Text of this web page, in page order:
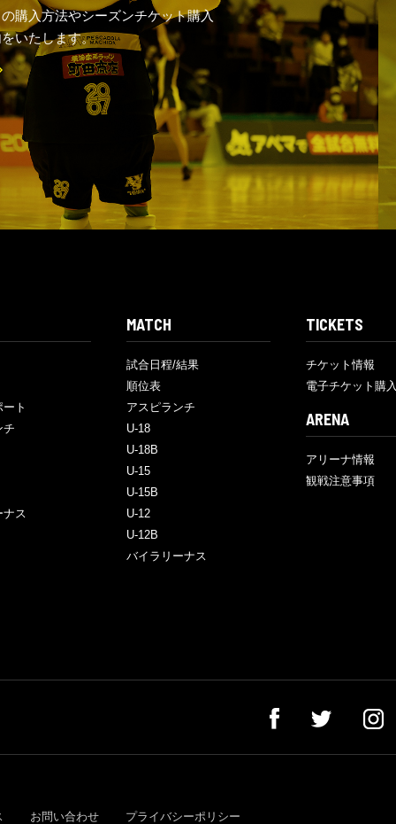
購入方法やシーズンチケット購入
いたします。
ト
チ
ナス
MATCH
試合日程/結果
順位表
アスピランチ
U-18
U-18B
U-15
U-15B
U-12
U-12B
バイラリーナス
TICKETS
チケット情報
電子チケット購
ARENA
アリーナ情報
観戦注意事項
お問い合わせ プライバシーポリシー